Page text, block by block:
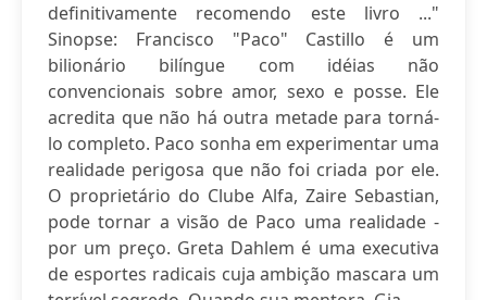
definitivamente recomendo este livro ..."
Sinopse: Francisco "Paco" Castillo é um
bilionário bilíngue com idéias não
convencionais sobre amor, sexo e posse. Ele
acredita que não há outra metade para torná-
lo completo. Paco sonha em experimentar uma
realidade perigosa que não foi criada por ele.
O proprietário do Clube Alfa, Zaire Sebastian,
pode tornar a visão de Paco uma realidade -
por um preço. Greta Dahlem é uma executiva
de esportes radicais cuja ambição mascara um